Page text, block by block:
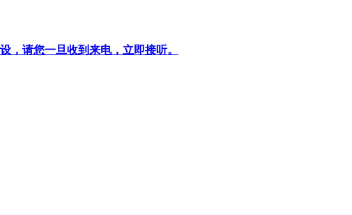
，请您一旦收到来电，立即接听。